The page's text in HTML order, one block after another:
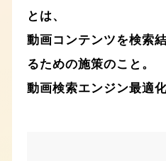
とは、
動画コンテンツを検索
るための施策のこと。
動画検索エンジン最適